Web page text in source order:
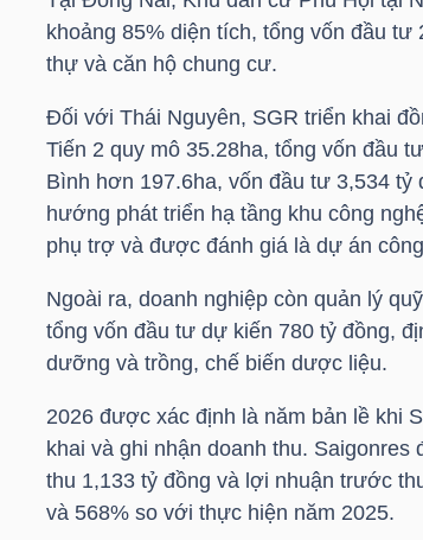
khoảng 85% diện tích, tổng vốn đầu
thự và căn hộ chung cư.
Đối với Thái Nguyên, SGR triển khai
Tiến 2 quy mô 35.28ha, tổng vốn đầu
Bình hơn 197.6ha, vốn đầu tư 3,534
hướng phát triển hạ tầng khu công
phụ trợ và được đánh giá là dự án
Ngoài ra, doanh nghiệp còn quản lý
tổng vốn đầu tư dự kiến 780 tỷ đồng,
dưỡng và trồng, chế biến dược liệu.
2026 được xác định là năm bản lề khi
khai và ghi nhận doanh thu.
thu 1,133 tỷ đồng và lợi nhuận trước
và 568% so với thực hiện năm 2025.